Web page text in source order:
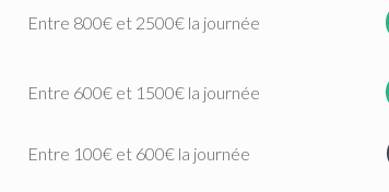
Entre 800€ et 2500€ la journée
Entre 600€ et 1500€ la journée
Entre 100€ et 600€ la journée